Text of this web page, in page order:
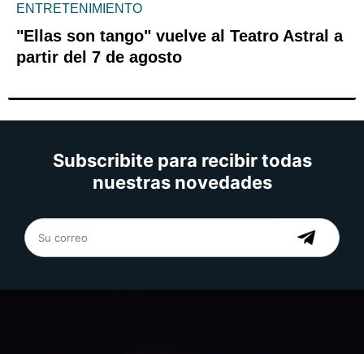
ENTRETENIMIENTO
"Ellas son tango" vuelve al Teatro Astral a
partir del 7 de agosto
Subscribite para recibir todas
nuestras novedades